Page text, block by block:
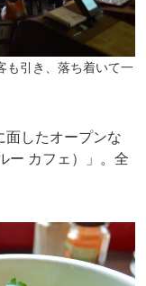
も引き、落ち着いて一
したオープンな
ー カフェ）」。全